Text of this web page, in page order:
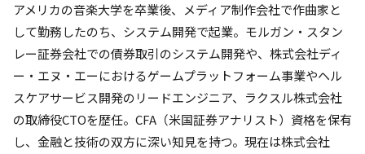
アメリカの音楽大学を卒業後、メディア制作会社で作曲家と
して勤務したのち、システム開発で起業。モルガン・スタン
レー証券会社での債券取引のシステム開発や、株式会社ディ
ー・エヌ・エーにおけるゲームプラットフォーム事業やヘル
スケアサービス開発のリードエンジニア、ラクスル株式会社
の取締役CTOを歴任。CFA（米国証券アナリスト）資格を保有
し、金融と技術の双方に深い知見を持つ。現在は株式会社